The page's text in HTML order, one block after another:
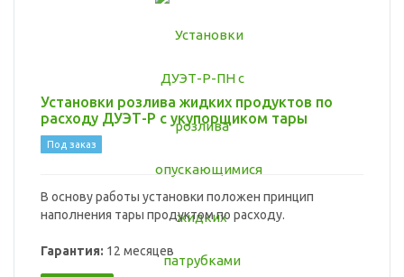
Установки розлива жидких продуктов по
расходу ДУЭТ-Р с укупорщиком тары
Под заказ
В основу работы установки положен принцип
наполнения тары продуктом по расходу.
Гарантия: 12 месяцев